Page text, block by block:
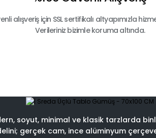
alışveriş için SSL sertifikalı altyapımızla
Verileriniz bizimle koruma altında.
soyut, minimal ve klasik tarzlarda
gerçek cam, ince alüminyum